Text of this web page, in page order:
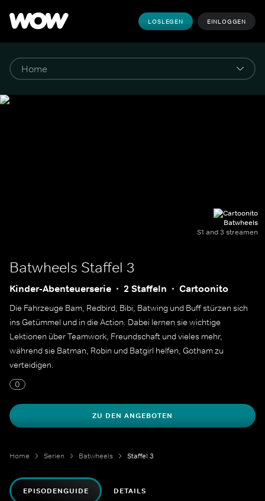
LOSLEGEN EINLOGGEN
Batwheels
S1 and 3 streamen
Batwheels Staffel 3
Kinder-Abenteuerserie 2 Staffeln Cartoonito
Die Fahrzeuge Bam, Redbird, Bibi, Batwing und Buff stürzen sich
ins Getümmel und in die Action. Dabei lernen sie wichtige
Lektionen über Teamwork, Freundschaft und vieles mehr,
während sie Batman, Robin und Batgirl helfen, Gotham zu
verteidigen.
0
ZU DEN ANGEBOTEN
Home Serien Batwheels Staffel 3
EPISODENGUIDE DETAILS